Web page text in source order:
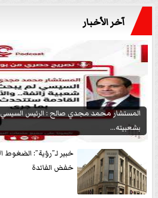
آخر الأخبار
المستشار محمد مجدي صالح : الرئيس
بشعبيته...
خبير لـ”رؤية”: الضغوط
خفض الفائدة